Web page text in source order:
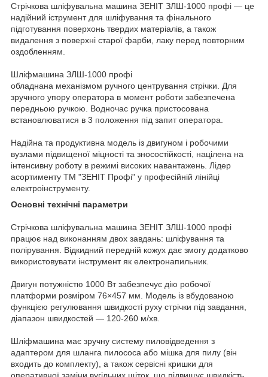
Стрічкова шліфувальна машина ЗЕНІТ ЗЛШ-1000 профі — це
надійний іструмент для шліфування та фінального
підготування поверхонь твердих матеріалів, а також
видалення з поверхні старої фарби, лаку перед повторним
оздобленням.
Шліфмашина ЗЛШ-1000 профі
обладнана механізмом ручного центрування стрічки. Для
зручного упору оператора в момент роботи забезпечена
передньою ручкою. Водночас ручка пристосована
встановлюватися в 3 положення під запит оператора.
Надійна та продуктивна модель із двигуном і робочими
вузлами підвищеної міцності та зносостійкості, націлена на
інтенсивну роботу в режимі високих навантажень. Лідер
асортименту ТМ "ЗЕНІТ Профі" у професійній лінійці
електроінструменту.
Основні технічні параметри
Стрічкова шліфувальна машина ЗЕНІТ ЗЛШ-1000 профі
працює над виконанням двох завдань: шліфування та
полірування. Відкидний передній кожух дає змогу додатково
використовувати інструмент як електронапильник.
Двигун потужністю 1000 Вт забезпечує дію робочої
платформи розміром 76×457 мм. Модель із вбудованою
функцією регулювання швидкості руху стрічки під завдання,
діапазон швидкостей — 120-260 м/хв.
Шліфмашина має зручну систему пиловідведення з
адаптером для шланга пилососа або мішка для пилу (він
входить до комплекту), а також сервісні кришки для
оперативної заміни вугільних щіток, що підвищує швидкість